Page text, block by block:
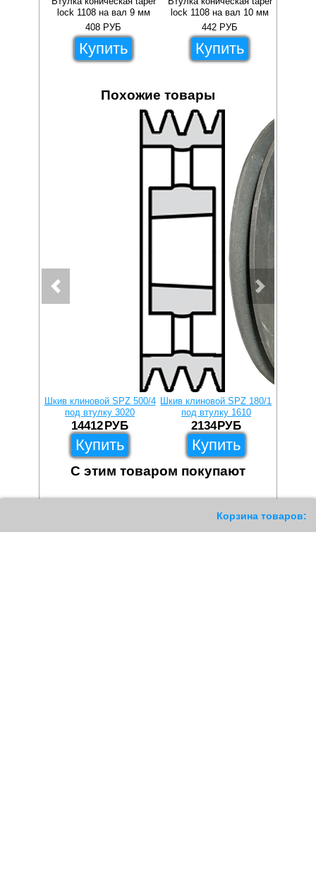
Корзина товаров:
lock 1108 на вал 9 мм
408 РУБ
Купить
lock 1108 на вал 10 мм
442 РУБ
Купить
Похожие товары
Шкив клиновой SPZ 500/4
под втулку 3020
14412РУБ
Купить
Шкив клиновой SPZ 180/1
под втулку 1610
2134РУБ
Купить
С этим товаром покупают